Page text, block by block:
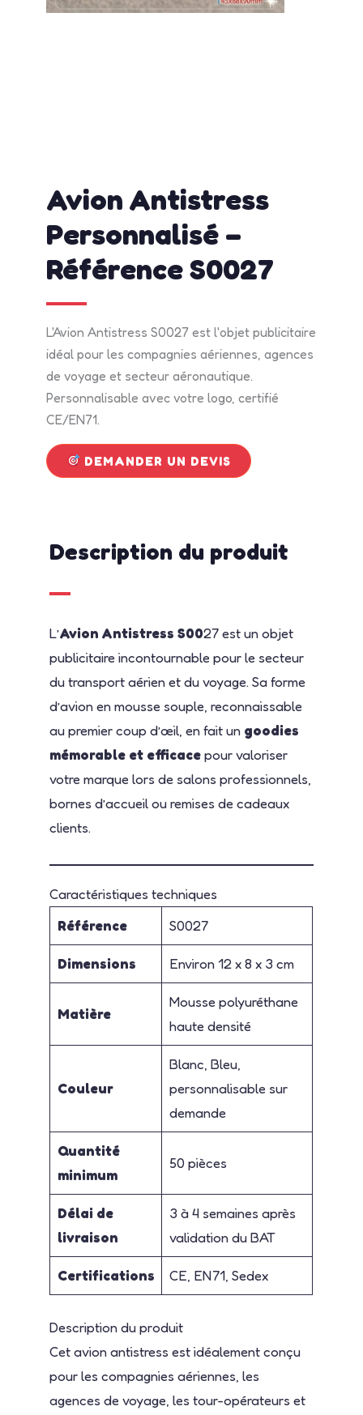
Avion Antistress
Personnalisé –
Référence S0027
L'Avion Antistress S0027 est l'objet publicitaire
idéal pour les compagnies aériennes, agences
de voyage et secteur aéronautique.
Personnalisable avec votre logo, certifié
CE/EN71.
DEMANDER UN DEVIS
Description du produit
L’Avion Antistress S0027 est un objet
publicitaire incontournable pour le secteur
du transport aérien et du voyage. Sa forme
d’avion en mousse souple, reconnaissable
au premier coup d’œil, en fait un goodies
mémorable et efficacepour valoriser
votre marque lors de salons professionnels,
bornes d’accueil ou remises de cadeaux
clients.
Caractéristiques techniques
Référence
S0027
Dimensions Environ 12 x 8 x 3 cm
Matière
Mousse polyuréthane
haute densité
Couleur
Blanc, Bleu,
personnalisable sur
demande
Quantité
minimum
50 pièces
Délai de
livraison
3 à 4 semaines après
validation du BAT
Certifications CE, EN71, Sedex
Description du produit
Cet avion antistress est idéalement conçu
pour les compagnies aériennes, les
agences de voyage, les tour-opérateurs et